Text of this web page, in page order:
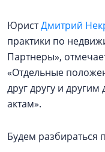
ЮристДмитрий
практики по
Партнеры»,
«Отдельные
друг другу и
актам».
Будем разбираться